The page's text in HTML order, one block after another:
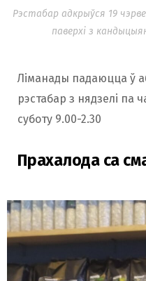
Рэстабар адкрыўся 19
паверхі з
Ліманады падаюцца ў
рэстабар з нядзелі па
суботу 9.00-2.30
Прахалода са